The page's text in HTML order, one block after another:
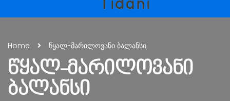
Home წყალ-მარილოვანი ბალანსი
ᲬᲧᲐᲚ-ᲛᲐᲠᲘᲚᲝᲕᲐᲜᲘ
ᲑᲐᲚᲐᲜᲡᲘ